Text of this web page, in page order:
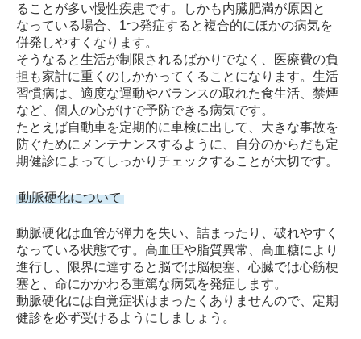
ることが多い慢性疾患です。しかも内臓肥満が原因と
なっている場合、1つ発症すると複合的にほかの病気を
併発しやすくなります。
そうなると生活が制限されるばかりでなく、医療費の負
担も家計に重くのしかかってくることになります。生活
習慣病は、適度な運動やバランスの取れた食生活、禁煙
など、個人の心がけで予防できる病気です。
たとえば自動車を定期的に車検に出して、大きな事故を
防ぐためにメンテナンスするように、自分のからだも定
期健診によってしっかりチェックすることが大切です。
動脈硬化について
動脈硬化は血管が弾力を失い、詰まったり、破れやすく
なっている状態です。高血圧や脂質異常、高血糖により
進行し、限界に達すると脳では脳梗塞、心臓では心筋梗
塞と、命にかかわる重篤な病気を発症します。
動脈硬化には自覚症状はまったくありませんので、定期
健診を必ず受けるようにしましょう。